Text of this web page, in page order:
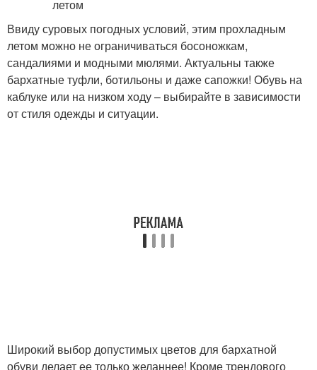
Ввиду суровых погодных условий, этим прохладным
летом можно не ограничиваться босоножкам,
сандалиями и модными мюлями. Актуальны также
бархатные туфли, ботильоны и даже сапожки! Обувь на
каблуке или на низком ходу – выбирайте в зависимости
от стиля одежды и ситуации.
Широкий выбор допустимых цветов для бархатной
обуви делает ее только желаннее! Кроме трендового